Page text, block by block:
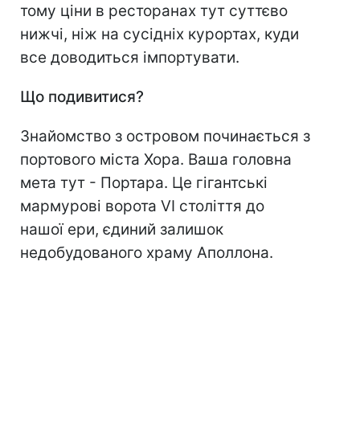
тому ціни в ресторанах тут суттєво
нижчі, ніж на сусідніх курортах, куди
все доводиться імпортувати.
Що подивитися?
Знайомство з островом починається з
портового міста Хора. Ваша головна
мета тут - Портара. Це гігантські
мармурові ворота VI століття до
нашої ери, єдиний залишок
недобудованого храму Аполлона.